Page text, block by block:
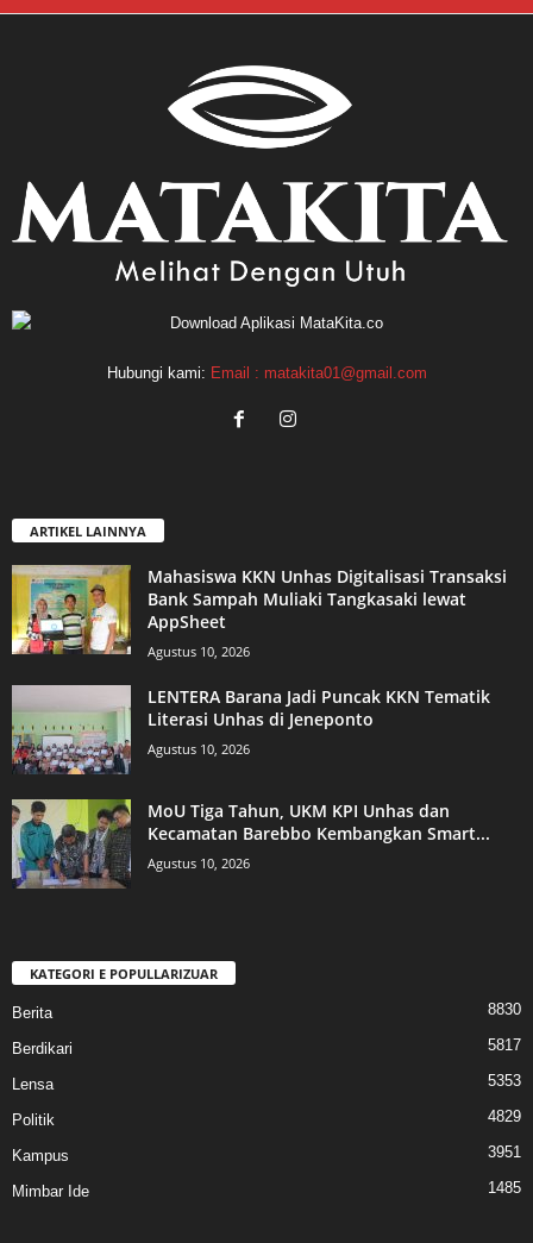
Hubungi kami: Email : matakita01@gmail.com
ARTIKEL LAINNYA
Mahasiswa KKN Unhas Digitalisasi Transaksi
Bank Sampah Muliaki Tangkasaki lewat
AppSheet
Agustus 10, 2026
LENTERA Barana Jadi Puncak KKN Tematik
Literasi Unhas di Jeneponto
Agustus 10, 2026
MoU Tiga Tahun, UKM KPI Unhas dan
Kecamatan Barebbo Kembangkan Smart...
Agustus 10, 2026
KATEGORI E POPULLARIZUAR
Berita 8830
Berdikari 5817
Lensa 5353
Politik 4829
Kampus 3951
Mimbar Ide 1485